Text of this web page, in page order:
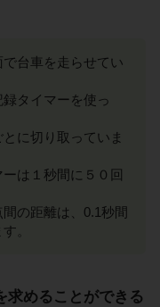
台車を走らせてい
タイマーを使っ
に切り取っていま
は１秒間に５０回
の距離は、0.1秒間
。
求めることができる